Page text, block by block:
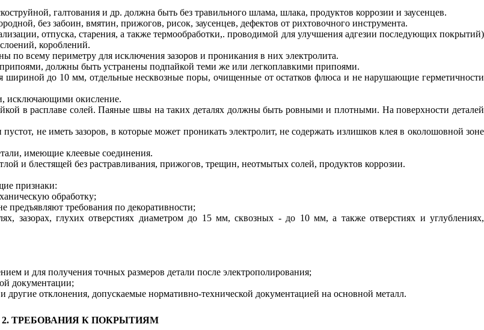
галтования и др. должна быть без травильного шлама, шлака, продуктов коррозии и заусенцев.
без забоин, вмятин, прижогов, рисок, заусенцев, дефектов от рихтовочного инструмента.
отпуска, старения, а также термообработки,. проводимой для улучшения адгезии последующих покрытий)
короблений.
всему периметру для исключения зазоров и проникания в них электролита.
должны быть устранены подпайкой теми же или легкоплавкими припоями.
шириной до 10 мм, отдельные несквозные поры, очищенные от остатков флюса и не нарушающие герметичности
исключающими окисление.
в расплаве солей. Паяные швы на таких деталях должны быть ровными и плотными. На поверхности деталей
не иметь зазоров, в которые может проникать электролит, не содержать излишков клея в околошовной зоне
имеющие клеевые соединения.
и блестящей без растравливания, прижогов, трещин, неотмытых солей, продуктов коррозии.
признаки:
обработку;
предъявляют требования по декоративности;
зазорах, глухих отверстиях диаметром до 15 мм, сквозных - до 10 мм, а также отверстиях и углублениях,
и для получения точных размеров детали после электрополирования;
документации;
другие отклонения, допускаемые нормативно-технической документацией на основной металл.
2. ТРЕБОВАНИЯ К ПОКРЫТИЯМ